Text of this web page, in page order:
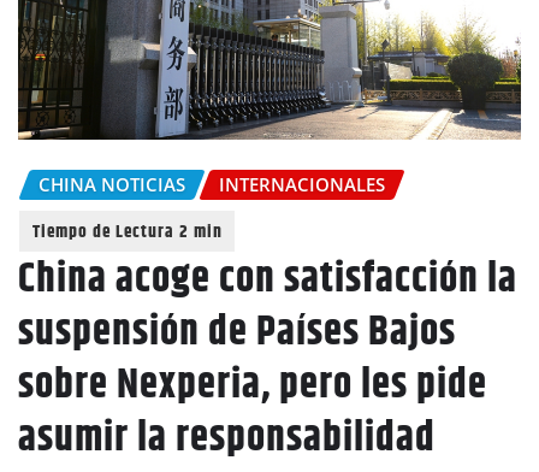
CHINA NOTICIAS INTERNACIONALES
China acoge con satisfacción la
suspensión de Países Bajos
sobre Nexperia, pero les pide
asumir la responsabilidad